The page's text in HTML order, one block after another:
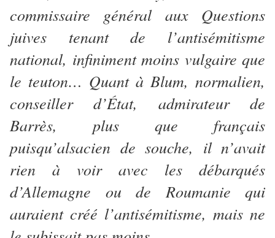
commissaire général aux Questions
juives tenant de l’antisémitisme
national, infiniment moins vulgaire que
le teuton… Quant à Blum, normalien,
conseiller d’État, admirateur de
Barrès, plus que français
puisqu’alsacien de souche, il n’avait
rien à voir avec les débarqués
d’Allemagne ou de Roumanie qui
auraient créé l’antisémitisme, mais ne